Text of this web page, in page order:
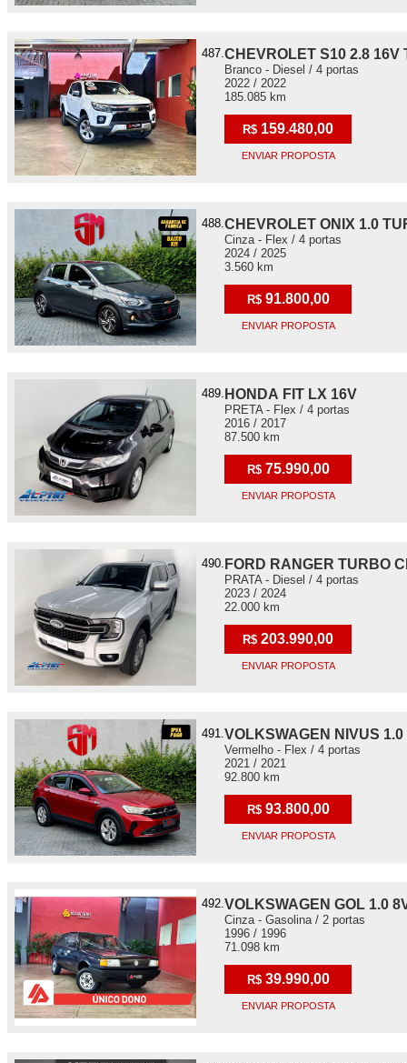
487.CHEVROLET S10 2.8 16V
Branco - Diesel / 4 portas
2022 / 2022
185.085 km
R$ 159.480,00
ENVIAR PROPOSTA
488.CHEVROLET ONIX 1.0
Cinza - Flex / 4 portas
2024 / 2025
3.560 km
R$ 91.800,00
ENVIAR PROPOSTA
489. HONDA FIT LX 16V
PRETA - Flex / 4 portas
2016 / 2017
87.500 km
R$ 75.990,00
ENVIAR PROPOSTA
490. FORD RANGER TURBO
PRATA - Diesel / 4 portas
2023 / 2024
22.000 km
R$ 203.990,00
ENVIAR PROPOSTA
491.VOLKSWAGEN NIVUS
Vermelho - Flex / 4 portas
2021 / 2021
92.800 km
R$ 93.800,00
ENVIAR PROPOSTA
492.VOLKSWAGEN GOL 1.0
Cinza - Gasolina / 2 portas
1996 / 1996
71.098 km
R$ 39.990,00
ENVIAR PROPOSTA